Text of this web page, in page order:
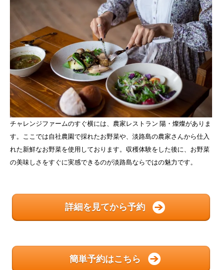
チャレンジファームのすぐ横には、農家レストラン 陽・燦燦がありま
す。ここでは自社農園で採れたお野菜や、淡路島の農家さんから仕入
れた新鮮なお野菜を使用しております。収穫体験をした後に、お野菜
の美味しさをすぐに実感できるのが淡路島ならではの魅力です。
詳細を見てから予約
簡単予約はこちら